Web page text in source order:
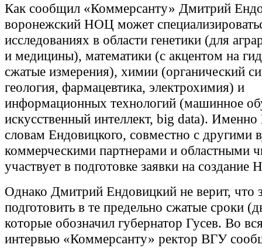
Как сообщил «Коммерсанту» Дмитрий
воронежский НОЦ может
исследованиях в области генетики (для
и медицины), математики (с акцентом на
сжатые измерения), химии (органический
геология, фармацевтика, электрохимия) и
информационных технологий (машинное
искусственный интеллект, big data).
словам Ендовицкого, совместно с другими
коммерческими партнерами и областными
участвует в подготовке заявки на
Однако Дмитрий Ендовицкий не верит, что
подготовить в те предельно сжатые сроки
которые обозначил губернатор Гусев. Во
интервью «Коммерсанту» ректор ВГУ